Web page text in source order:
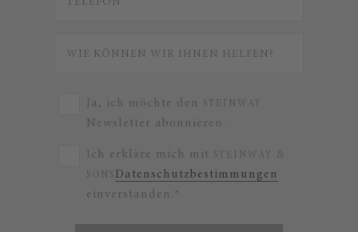
Ja, ich möchte den STEINWAY
Newsletter abonnieren.
Ich erkläre mich mit STEINWAY &
SONS Datenschutzbestimmungen
einverstanden.*